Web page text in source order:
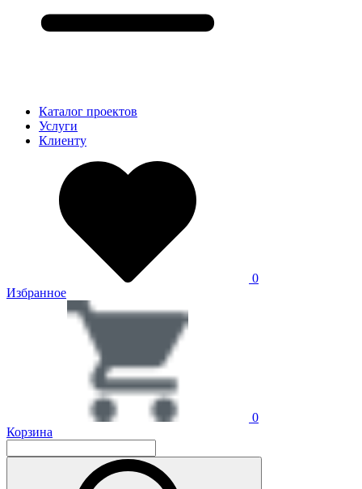
Каталог проектов
Услуги
Клиенту
0
Избранное
0
Корзина